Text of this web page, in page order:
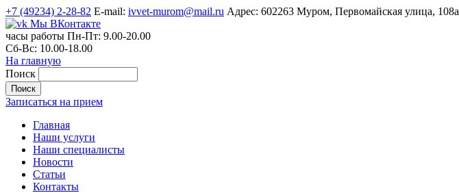
+7 (49234) 2-28-82 E-mail: ivvet-murom@mail.ru Адрес: 602263 Муром, Первомайская улица, 108а
Мы ВКонтакте
часы работы Пн-Пт: 9.00-20.00
Сб-Вс: 10.00-18.00
На главную
Поиск
Записаться на прием
Главная
Наши услуги
Наши специалисты
Новости
Статьи
Контакты